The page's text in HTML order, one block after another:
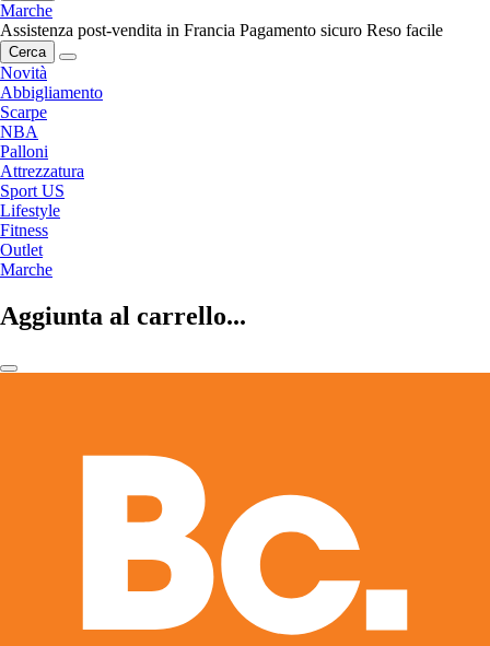
Marche
Assistenza post-vendita in Francia Pagamento sicuro Reso facile
Cerca
Novità
Abbigliamento
Scarpe
NBA
Palloni
Attrezzatura
Sport US
Lifestyle
Fitness
Outlet
Marche
Aggiunta al carrello...